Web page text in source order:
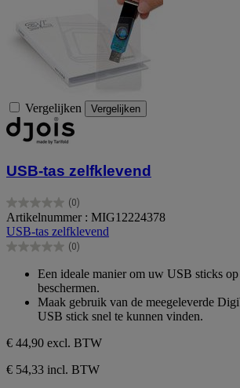
Vergelijken Vergelijken
USB-tas zelfklevend
(0)
0.0
van
de
5
Artikelnummer : MIG12224378
USB-tas zelfklevend
(0)
0.0
sterren.
Een ideale manier om uw USB sticks op
beschermen.
Maak gebruik van de meegeleverde
USB stick snel te kunnen vinden.
€ 44,90 excl. BTW
€ 54,33 incl. BTW